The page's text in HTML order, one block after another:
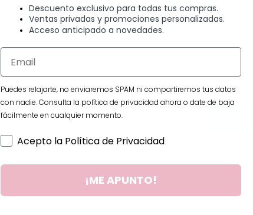
Submit
SIN
Descuento exclusivo para todas tus compras.
Ventas privadas y promociones personalizadas.
Acceso anticipado a novedades.
Puedes relajarte, no enviaremos SPAM ni compartiremos tus datos
con nadie. Consulta la política de privacidad ahora o date de baja
fácilmente en cualquier momento.
Acepto la Política de Privacidad
¡ME APUNTO!